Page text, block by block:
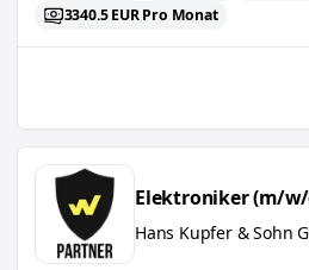
3340.5 EUR Pro Monat
Elektroniker (m/w/d)
Elektroniker (m/
Hans Kupfer & Sohn